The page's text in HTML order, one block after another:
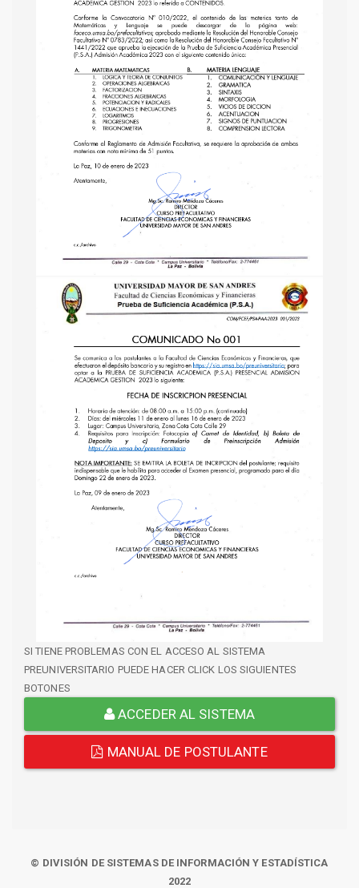
SI TIENE PROBLEMAS CON EL ACCESO AL SISTEMA
PREUNIVERSITARIO PUEDE HACER CLICK LOS SIGUIENTES
BOTONES
ACCEDER AL SISTEMA
MANUAL DE POSTULANTE
© DIVISIÓN DE SISTEMAS DE INFORMACIÓN Y ESTADÍSTICA
2022